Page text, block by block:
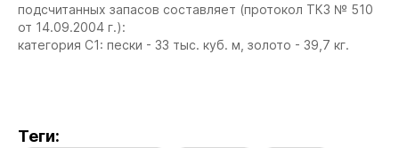
подсчитанных запасов составляет (протокол ТКЗ № 510
от 14.09.2004 г.):
категория С1: пески - 33 тыс. куб. м, золото - 39,7 кг.
Теги: